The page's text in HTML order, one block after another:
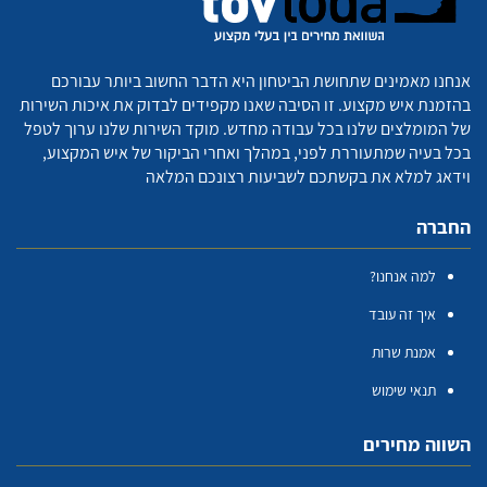
אנחנו מאמינים שתחושת הביטחון היא הדבר החשוב ביותר עבורכם
בהזמנת איש מקצוע. זו הסיבה שאנו מקפידים לבדוק את איכות השירות
של המומלצים שלנו בכל עבודה מחדש. מוקד השירות שלנו ערוך לטפל
בכל בעיה שמתעוררת לפני, במהלך ואחרי הביקור של איש המקצוע,
וידאג למלא את בקשתכם לשביעות רצונכם המלאה
החברה
למה אנחנו?
איך זה עובד
אמנת שרות
תנאי שימוש
השווה מחירים